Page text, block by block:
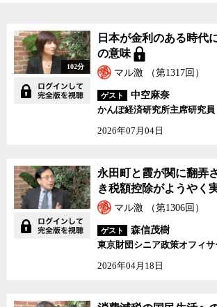
標（インフレ・ターゲット）を定め、日銀はそ
手段の独立性のみを認められるような形に日銀
と主張する。既にみんなの党などが、次の国会
提出する意向を明らかにしているが、大塚耕平
ると、政府としてはまだ日銀法の改正は考えて
また、経済ジャーナリストの町田徹氏は、日
は通貨の番人として金融引き締めなどの施策を
あるからだと言う。
日銀のどこに問題があるのか。また、一連の
のなのか。経済不調における日銀の責任を、日
つ田中秀臣氏と議論した。
102分
日本が金利のある時代
の意味
マル激 （第1317回）
ゲスト
中空麻奈
かんぽ経済研究所主席研究員
2026年07月04日
永田町と霞が関に翻弄
き税額控除がようやく
マル激 （第1306回）
ゲスト
森信茂樹
東京財団シニア政策オフィ
2026年04月18日